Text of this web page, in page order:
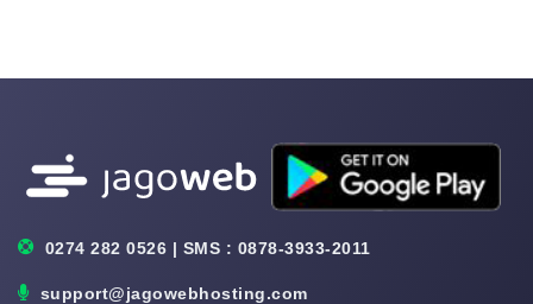
0274 282 0526 | SMS : 0878-3933-2011
support@jagowebhosting.com